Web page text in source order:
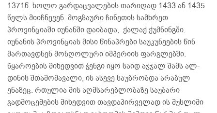
1371წ. ხოლო გარდაცვალების თარიღად 1433 ან 1435
წელს მიიჩნევენ. მოგზაური ჩინეთის სამხრეთ
პროვინციაში იუნანში დაიბადა, ქალაქ ქუმნინგში.
იუნანის პროვინციას მისი წინაპრები საუკუნეების წინ
მართავდნენ მონღოლური იმპერიის ფარგლებში.
წყაროების მიხედვით ჭენგი იყო საიდ აჯჯალ შამს ალ-
დინის შთამომავალი, ის ასევე საუბრობდა არაბულ
ენაზეც. რთულია მის აღმსარებლობაზე საუბარი
გადმოცემების მიხედვით თავდაპირველად ის მუსლიმი